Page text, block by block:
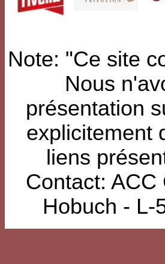
Note: "Ce site
Nous
présentation
explicitement
liens
Contact:
Hobuch -